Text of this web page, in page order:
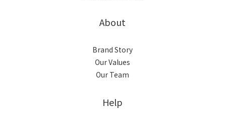
About
Brand Story
Our Values
Our Team
Help